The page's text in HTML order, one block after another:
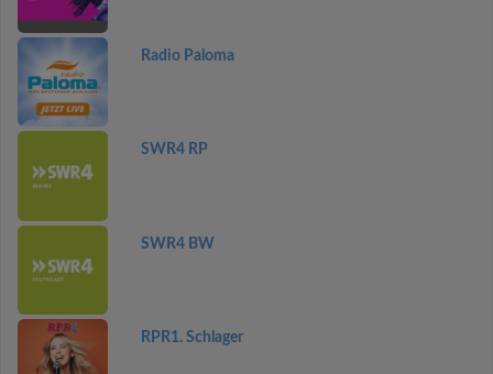
Radio Paloma
SWR4 RP
SWR4 BW
RPR1. Schlager